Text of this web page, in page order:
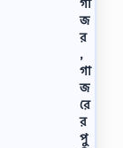
জ
র
,
গা
জ
রে
র
পু